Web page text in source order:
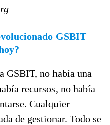
GSBIT
GSBIT, no había una
recursos, no había
Cualquier
de gestionar. Todo se